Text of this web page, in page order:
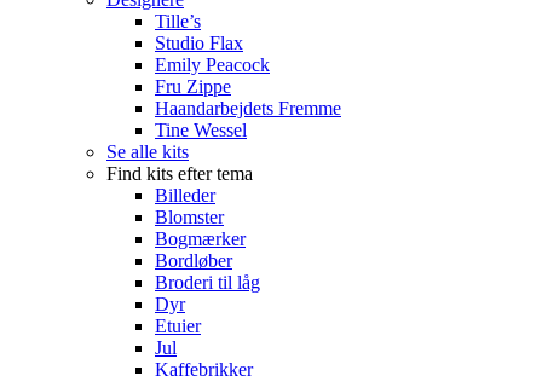
Tille’s
Studio Flax
Emily Peacock
Fru Zippe
Haandarbejdets Fremme
Tine Wessel
Se alle kits
Find kits efter tema
Billeder
Blomster
Bogmærker
Bordløber
Broderi til låg
Dyr
Etuier
Jul
Kaffebrikker